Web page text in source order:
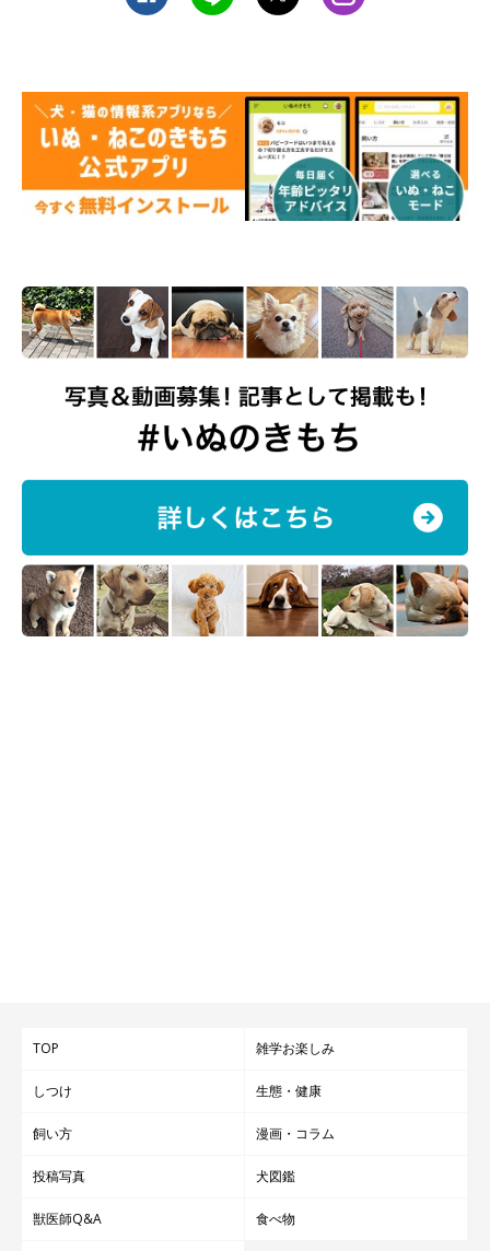
TOP 雑学お楽しみ
しつけ 生態・健康
飼い方 漫画・コラム
投稿写真 犬図鑑
獣医師Q&A 食べ物